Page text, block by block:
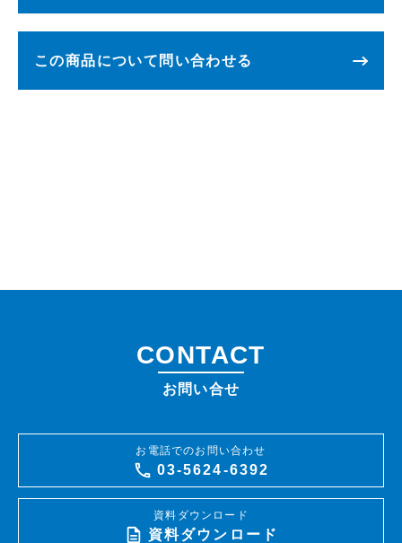
この商品について問い合わせる
CONTACT
お問い合せ
お電話でのお問い合わせ
03-5624-6392
資料ダウンロード
資料ダウンロード